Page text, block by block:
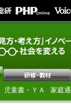
児童書・ＹＡ 家庭